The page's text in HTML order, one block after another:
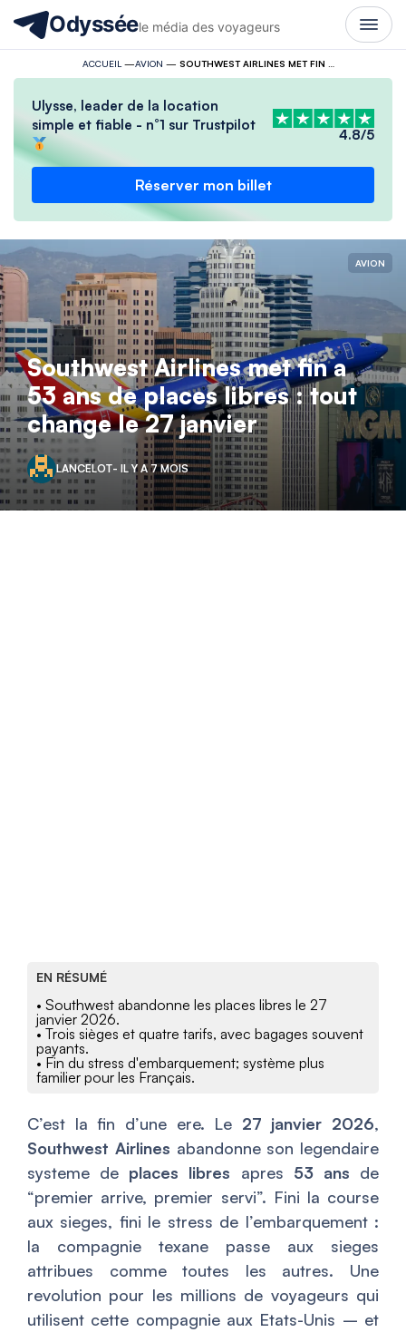
Odysséele média des voyageurs
ACCUEIL —AVION —
Ulysse, leader de la location
simple et fiable - n°1 sur Trustpilot
4.8/5
Réserver mon billet
AVION
Southwest Airlines met fin a
53 ans de places libres : tout
change le 27 janvier
LANCELOT- IL Y A 7 MOIS
EN RÉSUMÉ
• Southwest abandonne les places libres le 27
janvier 2026.
• Trois sièges et quatre tarifs, avec bagages souvent
payants.
• Fin du stress d'embarquement; système plus
familier pour les Français.
C’est la fin d’une ere. Le 27 janvier 2026,
Southwest Airlines abandonne son legendaire
systeme de places libres apres 53 ans de
“premier arrive, premier servi”. Fini la course
aux sieges, fini le stress de l’embarquement :
la compagnie texane passe aux sieges
attribues comme toutes les autres. Une
revolution pour les millions de voyageurs qui
utilisent cette compagnie aux Etats-Unis – et